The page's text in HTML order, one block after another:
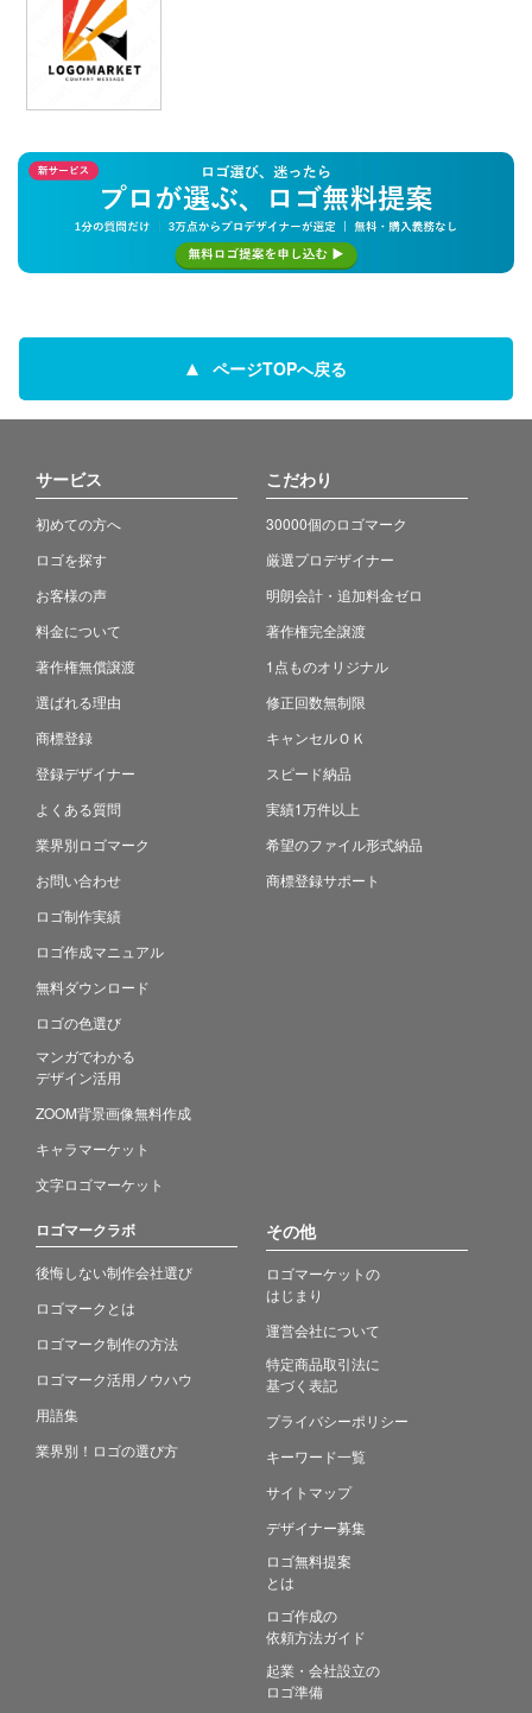
ページTOPへ戻る
サービス
初めての方へ
ロゴを探す
お客様の声
料金について
著作権無償譲渡
選ばれる理由
商標登録
登録デザイナー
よくある質問
業界別ロゴマーク
お問い合わせ
ロゴ制作実績
ロゴ作成マニュアル
無料ダウンロード
ロゴの色選び
マンガでわかる
デザイン活用
ZOOM背景画像無料作成
キャラマーケット
文字ロゴマーケット
こだわり
30000個のロゴマーク
厳選プロデザイナー
明朗会計・追加料金ゼロ
著作権完全譲渡
1点ものオリジナル
修正回数無制限
キャンセルＯＫ
スピード納品
実績1万件以上
希望のファイル形式納品
商標登録サポート
ロゴマークラボ
後悔しない制作会社選び
ロゴマークとは
ロゴマーク制作の方法
ロゴマーク活用ノウハウ
用語集
業界別！ロゴの選び方
その他
ロゴマーケットの
はじまり
運営会社について
特定商品取引法に
基づく表記
プライバシーポリシー
キーワード一覧
サイトマップ
デザイナー募集
ロゴ無料提案
とは
ロゴ作成の
依頼方法ガイド
起業・会社設立の
ロゴ準備